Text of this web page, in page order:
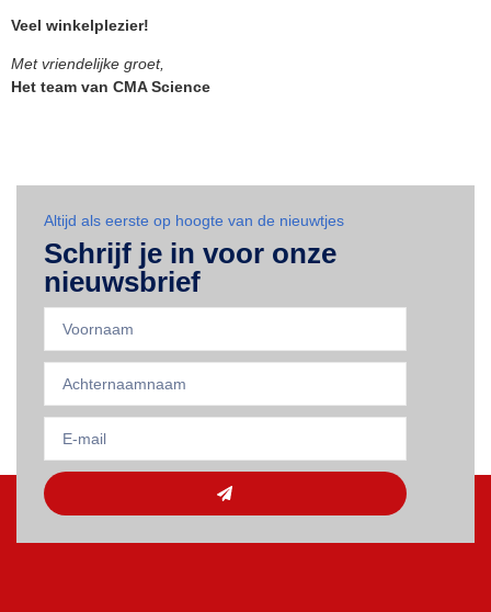
Veel winkelplezier!
Met vriendelijke groet,
Het team van CMA Science
Altijd als eerste op hoogte van de nieuwtjes
Schrijf je in voor onze
nieuwsbrief